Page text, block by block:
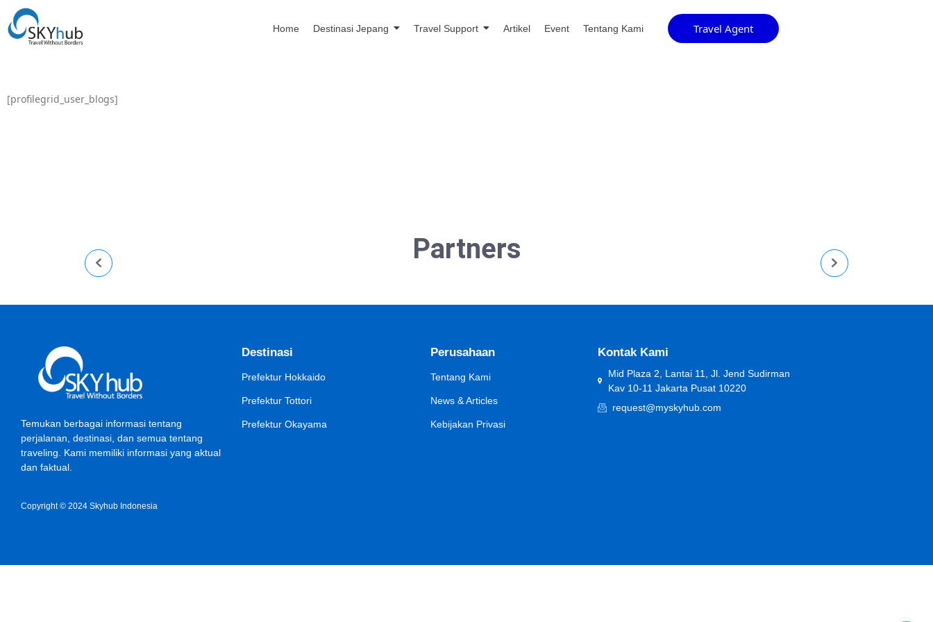
Home Destinasi Jepang Travel Support Artikel Event Tentang Kami Travel Agent
[profilegrid_user_blogs]
Partners
Temukan berbagai informasi tentang
perjalanan, destinasi, dan semua tentang
traveling. Kami memiliki informasi yang aktual
dan faktual.
Copyright © 2024 Skyhub Indonesia
Destinasi
Prefektur Hokkaido
Prefektur Tottori
Prefektur Okayama
Perusahaan
Tentang Kami
News & Articles
Kebijakan Privasi
Kontak Kami
Mid Plaza 2, Lantai 11, Jl. Jend Sudirman
Kav 10-11 Jakarta Pusat 10220
request@myskyhub.com